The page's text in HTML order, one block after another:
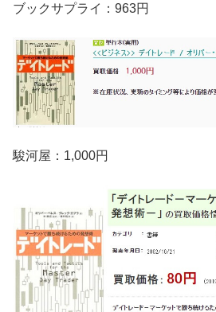
ブックサプライ：963円
駿河屋：1,000円